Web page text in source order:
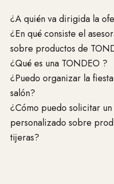
¿A quién va dirigida la
¿En qué consiste el
sobre productos de
¿Qué es una TONDEO ?
¿Puedo organizar la
salón?
¿Cómo puedo solicitar
personalizado sobre
tijeras?
Planificar
¿Desea organizar una
consulta personalizada